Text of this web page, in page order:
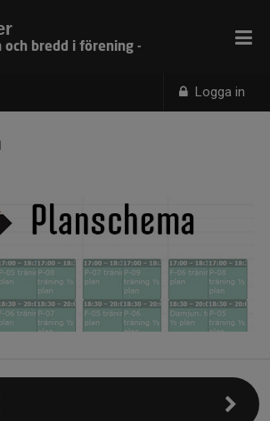
Logga in
och bredd i förening -